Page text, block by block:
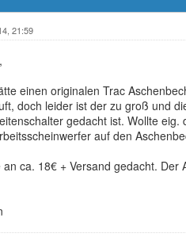
21:59
einen originalen Trac
doch leider ist der zu groß und
gedacht ist. Wollte
auf den
an ca. 18€ + Versand gedacht.